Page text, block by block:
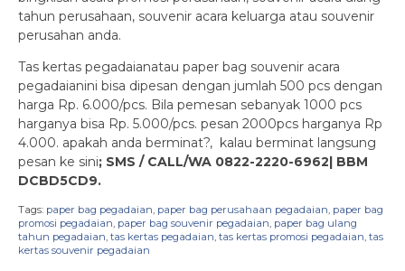
tahun perusahaan, souvenir acara keluarga atau souvenir
perusahan anda.
Tas kertas pegadaianatau paper bag souvenir acara
pegadaianini bisa dipesan dengan jumlah 500 pcs dengan
harga Rp. 6.000/pcs. Bila pemesan sebanyak 1000 pcs
harganya bisa Rp. 5.000/pcs. pesan 2000pcs harganya Rp
4.000. apakah anda berminat?, kalau berminat langsung
pesan ke sini; SMS / CALL/WA 0822-2220-6962| BBM
DCBD5CD9.
Tags: paper bag pegadaian paper bag perusahaan pegadaian paper bag
promosi pegadaian paper bag souvenir pegadaian paper bag ulang
tahun pegadaian tas kertas pegadaian tas kertas promosi pegadaian tas
kertas souvenir pegadaian